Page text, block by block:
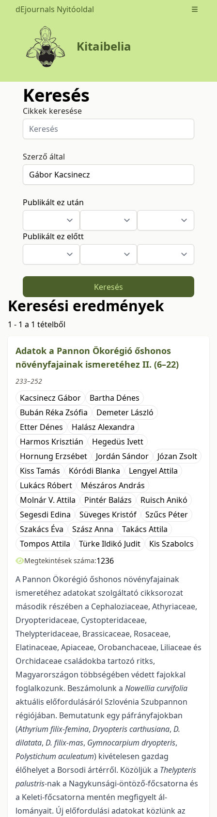
dEjournals Nyitóoldal Open
Kitaibelia
Keresés
Cikkek keresése
Szerző által
Publikált ez után
Publikált ez előtt
Keresés
Keresési eredmények
1 - 1 a 1 tételből
Adatok a Pannon Ökorégió őshonos
növényfajainak ismeretéhez II. (6–22)
233–252
Kacsinecz Gábor
Bartha Dénes
Bubán Réka Zsófia
Demeter László
Etter Dénes
Halász Alexandra
Harmos Krisztián
Hegedüs Ivett
Hornung Erzsébet
Jordán Sándor
Józan Zsolt
Kiss Tamás
Kóródi Blanka
Lengyel Attila
Lukács Róbert
Mészáros András
Molnár V. Attila
Pintér Balázs
Ruisch Anikó
Segesdi Edina
Süveges Kristóf
Szűcs Péter
Szakács Éva
Szász Anna
Takács Attila
Tompos Attila
Türke Ildikó Judit Kis Szabolcs
Megtekintések száma:1236
A Pannon Ökorégió őshonos növényfajainak
ismeretéhez adatokat szolgáltató cikkso­ro­zat
második részében a Cephaloziaceae, Athyriaceae,
Dryopteridaceae, Cystopteridaceae,
Thelypteridaceae, Brassicaceae, Rosaceae,
Elatinaceae, Apiaceae, Orobanchaceae, Liliaceae és
Orchi­daceae családokba tartozó ritks,
Magyarországon többségében védett fajokkal
foglalkozunk. Beszámo­lunk a Nowellia curvifolia
aktuális előfordulásáról Szlovénia Szubpannon
régiójában. Bemutatunk egy páfrányfajokban
(Athyrium filix-femina, Dryopteris carthusiana, D.
dilatata, D. filix-mas, Gymnocarpium dryopteris,
Polystichum aculeatum) kivételesen gazdag
élőhelyet a Borsodi ártérről. Közöljük a Thelypteris
palustris-nak a Nagykunsági-öntöző-főcsatorna és
a Keleti-főcsatorna mentén megfigyelt ál­
lományait. Új előfordulási adatokat közlünk az